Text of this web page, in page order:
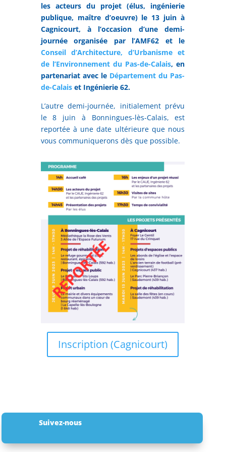
les acteurs du projet (élus, ingénierie
publique, maître d’oeuvre) le 13 juin à
Cagnicourt, à l’occasion d’une demi-
journée organisée par l’AMF62 et le
Conseil d’Architecture, d’Urbanisme et
de l’Environnement du Pas-de-Calais, en
partenariat avec le Département du Pas-
de-Calaiset Ingénierie 62.
L’autre demi-journée, initialement prévu
le 8 juin à Bonningues-lès-Calais, est
reportée à une date ultérieure que nous
vous communiquerons dès que possible.
Inscription (Cagnicourt)
Suivez-nous